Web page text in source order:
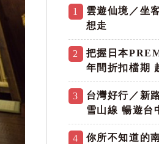
1
雲遊仙境／坐
想走
2
把握日本
年間折扣檔期
3
台灣好行／新
雪山線 暢遊台
4
你所不知道的